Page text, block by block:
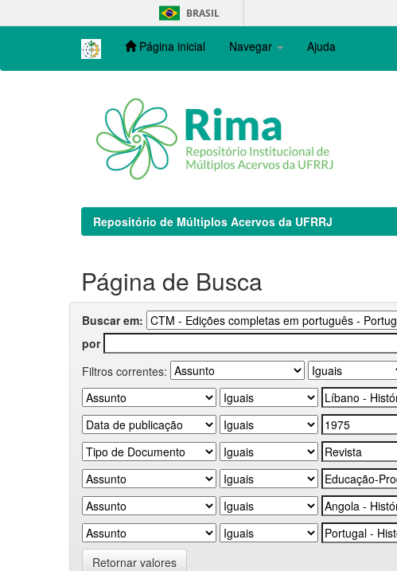
navigation
BRASIL
Página inicial Navegar Ajuda
Repositório de Múltiplos Acervos da UFRRJ
Página de Busca
Buscar em:
por
Filtros correntes:
Retornar valores